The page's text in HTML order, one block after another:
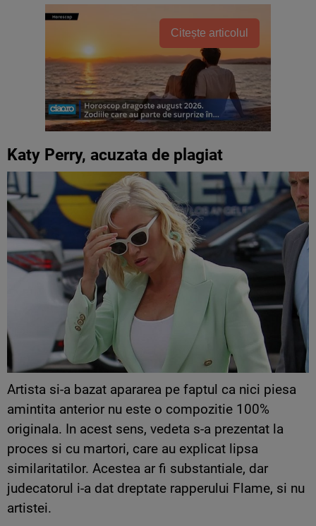
Citește articolul
Katy Perry, acuzata de plagiat
Artista si-a bazat apararea pe faptul ca nici piesa
amintita anterior nu este o compozitie 100%
originala. In acest sens, vedeta s-a prezentat la
proces si cu martori, care au explicat lipsa
similaritatilor. Acestea ar fi substantiale, dar
judecatorul i-a dat dreptate rapperului Flame, si nu
artistei.